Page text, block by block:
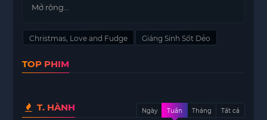
công thức kẹo fudge nổi tiếng, với mục tiêu tham
Trong quá trình làm việc chung, Amanda và
không chỉ cần hoàn thành công thức đúng thời
phong cách làm việc ban đầu khiến cho mọi thứ
Mở rộng...
Christmas, Love and Fudge Giáng Sinh Sốt Dẻo
TOP PHIM
T. HÀNH Ngày Tuần Tháng Tất cả